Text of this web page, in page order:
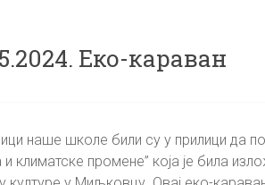
Еко-караван
наше школе били су у прилици да
и климатске промене” која је била